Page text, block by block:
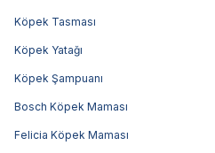
Köpek Tasması
Köpek Yatağı
Köpek Şampuanı
Bosch Köpek Maması
Felicia Köpek Maması